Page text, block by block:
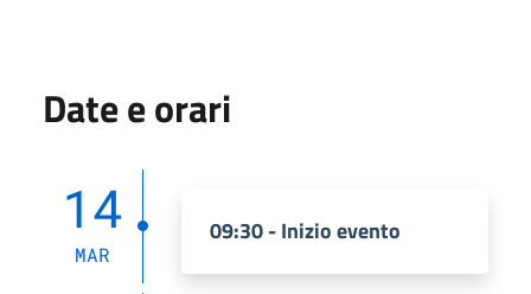
Date e orari
14
MAR
09:30 - Inizio evento